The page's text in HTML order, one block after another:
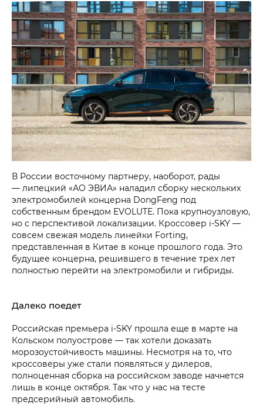
В России восточному партнеру, наоборот, рады
— липецкий «АО ЭВИА» наладил сборку нескольких
электромобилей концерна DongFeng под
собственным брендом EVOLUTE. Пока крупноузловую,
но с перспективой локализации. Кроссовер i‑SKY —
совсем свежая модель линейки Forting,
представленная в Китае в конце прошлого года. Это
будущее концерна, решившего в течение трех лет
полностью перейти на электромобили и гибриды.
Далеко поедет
Российская премьера i‑SKY прошла еще в марте на
Кольском полуострове — так хотели доказать
морозоустойчивость машины. Несмотря на то, что
кроссоверы уже стали появляться у дилеров,
полноценная сборка на российском заводе начнется
лишь в конце октября. Так что у нас на тесте
предсерийный автомобиль.